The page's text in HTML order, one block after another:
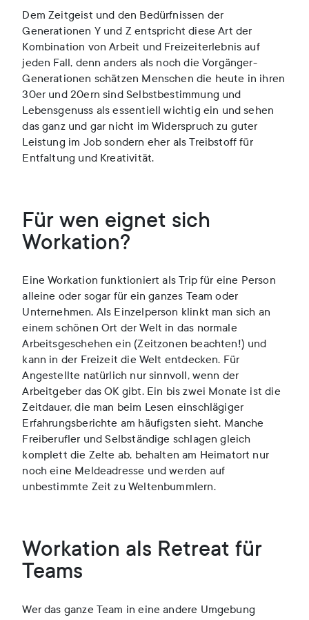
Dem Zeitgeist und den Bedürfnissen der
Generationen Y und Z entspricht diese Art der
Kombination von Arbeit und Freizeiterlebnis auf
jeden Fall, denn anders als noch die Vorgänger-
Generationen schätzen Menschen die heute in ihren
30er und 20ern sind Selbstbestimmung und
Lebensgenuss als essentiell wichtig ein und sehen
das ganz und gar nicht im Widerspruch zu guter
Leistung im Job sondern eher als Treibstoff für
Entfaltung und Kreativität.
Für wen eignet sich
Workation?
Eine Workation funktioniert als Trip für eine Person
alleine oder sogar für ein ganzes Team oder
Unternehmen. Als Einzelperson klinkt man sich an
einem schönen Ort der Welt in das normale
Arbeitsgeschehen ein (Zeitzonen beachten!) und
kann in der Freizeit die Welt entdecken. Für
Angestellte natürlich nur sinnvoll, wenn der
Arbeitgeber das OK gibt. Ein bis zwei Monate ist die
Zeitdauer, die man beim Lesen einschlägiger
Erfahrungsberichte am häufigsten sieht. Manche
Freiberufler und Selbständige schlagen gleich
komplett die Zelte ab, behalten am Heimatort nur
noch eine Meldeadresse und werden auf
unbestimmte Zeit zu Weltenbummlern.
Workation als Retreat für
Teams
Wer das ganze Team in eine andere Umgebung